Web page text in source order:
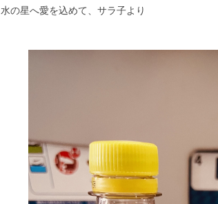
水の星へ愛を込めて、サラ子より